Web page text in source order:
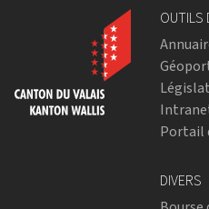
OUTILS
Portail
DIVERS